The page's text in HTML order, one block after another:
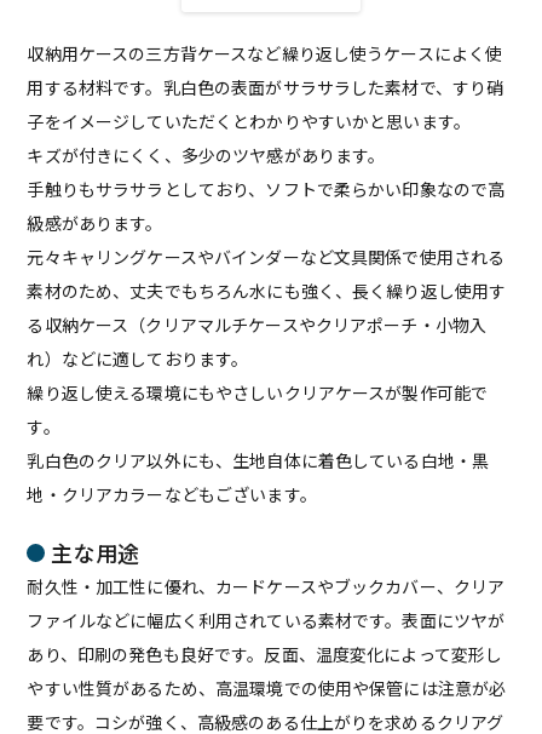
収納用ケースの三方背ケースなど繰り返し使うケースによく使
用する材料です。乳白色の表面がサラサラした素材で、すり硝
子をイメージしていただくとわかりやすいかと思います。
キズが付きにくく、多少のツヤ感があります。
手触りもサラサラとしており、ソフトで柔らかい印象なので高
級感があります。
元々キャリングケースやバインダーなど文具関係で使用される
素材のため、丈夫でもちろん水にも強く、長く繰り返し使用す
る収納ケース（クリアマルチケースやクリアポーチ・小物入
れ）などに適しております。
繰り返し使える環境にもやさしいクリアケースが製作可能で
す。
乳白色のクリア以外にも、生地自体に着色している白地・黒
地・クリアカラーなどもございます。
主な用途
耐久性・加工性に優れ、カードケースやブックカバー、クリア
ファイルなどに幅広く利用されている素材です。表面にツヤが
あり、印刷の発色も良好です。反面、温度変化によって変形し
やすい性質があるため、高温環境での使用や保管には注意が必
要です。コシが強く、高級感のある仕上がりを求めるクリアグ